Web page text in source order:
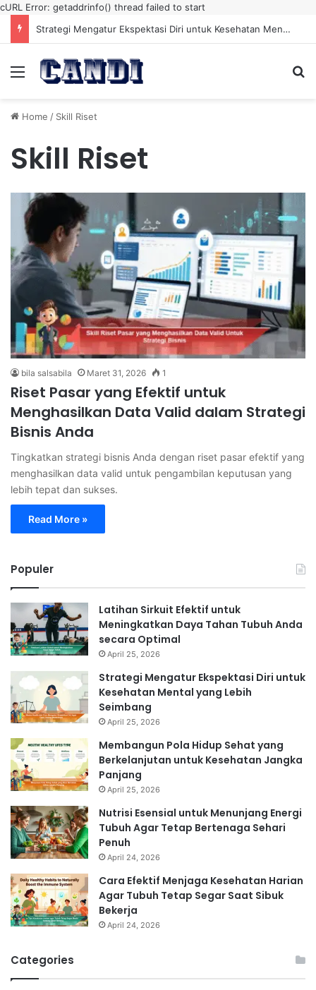
cURL Error: getaddrinfo() thread failed to start
Strategi Mengatur Ekspektasi Diri untuk Kesehatan Mental yang Lebih Seimbang
Menu
Home / Skill Riset
Skill Riset
bila salsabila Maret 31, 2026 1
Riset Pasar yang Efektif untuk
Menghasilkan Data Valid dalam Strategi
Bisnis Anda
Tingkatkan strategi bisnis Anda dengan riset pasar efektif yang
menghasilkan data valid untuk pengambilan keputusan yang
lebih tepat dan sukses.
Read More »
Populer
Latihan Sirkuit Efektif untuk
Meningkatkan Daya Tahan Tubuh Anda
secara Optimal
April 25, 2026
Strategi Mengatur Ekspektasi Diri untuk
Kesehatan Mental yang Lebih
Seimbang
April 25, 2026
Membangun Pola Hidup Sehat yang
Berkelanjutan untuk Kesehatan Jangka
Panjang
April 25, 2026
Nutrisi Esensial untuk Menunjang Energi
Tubuh Agar Tetap Bertenaga Sehari
Penuh
April 24, 2026
Cara Efektif Menjaga Kesehatan Harian
Agar Tubuh Tetap Segar Saat Sibuk
Bekerja
April 24, 2026
Categories